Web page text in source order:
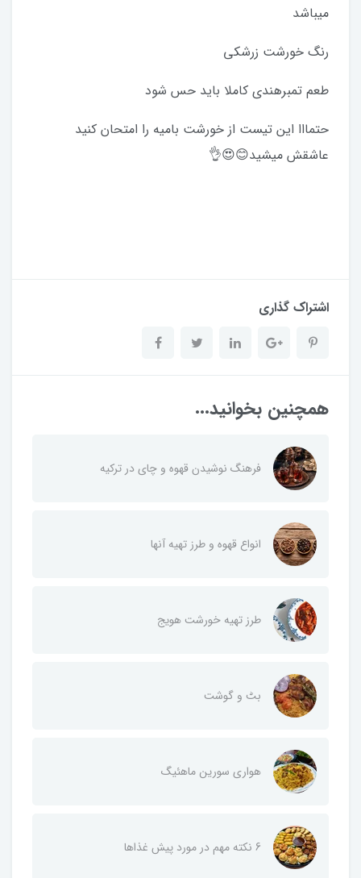
میباشد
رنگ خورشت زرشکی
طعم تمبرهندی کاملا باید حس شود
حتمااا این تیست از خورشت بامیه را امتحان کنید
عاشقش میشید😊😍👌
اشتراک گذاری
همچنین بخوانید...
فرهنگ نوشیدن قهوه و چای در ترکیه
انواع قهوه و طرز تهیه آنها
طرز تهیه خورشت هویج
بٹ و گوشت
هواری سورین ماهئیگ
6 نکته مهم در مورد پیش غذاها